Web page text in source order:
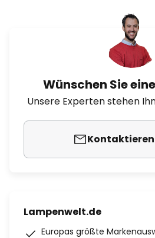
Wünschen Sie
Unsere Experten stehen
Kontaktieren
Lampenwelt.de
Europas größte